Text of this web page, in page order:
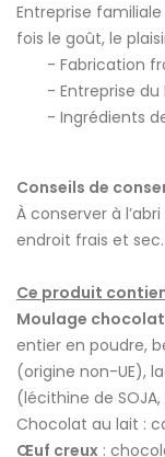
Entreprise
fois le goût, le
Fabrication
Entreprise
Ingrédients
Conseils de
À conserver à
endroit frais et sec.
Ce produit
Moulage
entier en poudre,
(origine non-UE),
(lécithine de
Chocolat au lait :
Œuf creux :